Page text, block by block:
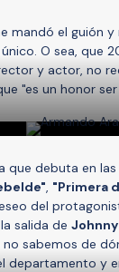
mandó el guión y
O sea, que
y actor, no
"es un honor
que debuta en
, "Primera
del
salida de Johnny
sabemos de
departamento y